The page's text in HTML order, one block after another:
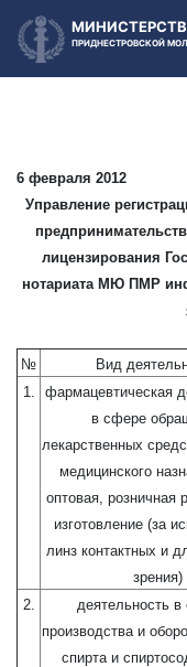
ПРИДНЕСТРОВСКОЙ
6 февраля 2012
Управление
лицензирования
нотариата МЮ ПМР
№ Вид
1.
фармацевтическая
в сфере
лекарственных
медицинского
оптовая, розничная
изготовление (за
линз контактных и
зрения)
2.
деятельность в
производства и
спирта и